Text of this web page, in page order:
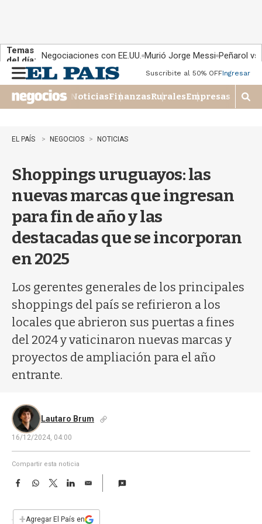
Temas
del día: Negociaciones con EE.UU. Murió Jorge Messi Peñarol
n
u
Suscribite al 50% OFFIngresar
NoticiasFinanzasRuralesEmpresas
M
o
EL PAÍS NEGOCIOS NOTICIAS
Shoppings uruguayos: las
nuevas marcas que ingresan
para fin de año y las
destacadas que se incorporan
en 2025
Los gerentes generales de los principales
shoppings del país se refirieron a los
locales que abrieron sus puertas a fines
del 2024 y vaticinaron nuevas marcas y
proyectos de ampliación para el año
entrante.
Lautaro Brum
16/12/2024, 04:00
Compartir esta noticia
F
e
W
T
w
t
L
E
i
+Agregar El País en